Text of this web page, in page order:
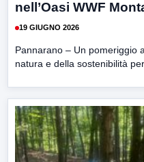
nell’Oasi WWF
19 GIUGNO 2026
Pannarano – Un pomeriggio
natura e della sostenibilità